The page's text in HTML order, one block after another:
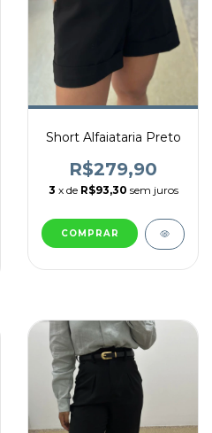
Short Alfaiataria Preto
R$279,90
3 x de R$93,30 sem juros
COMPRAR